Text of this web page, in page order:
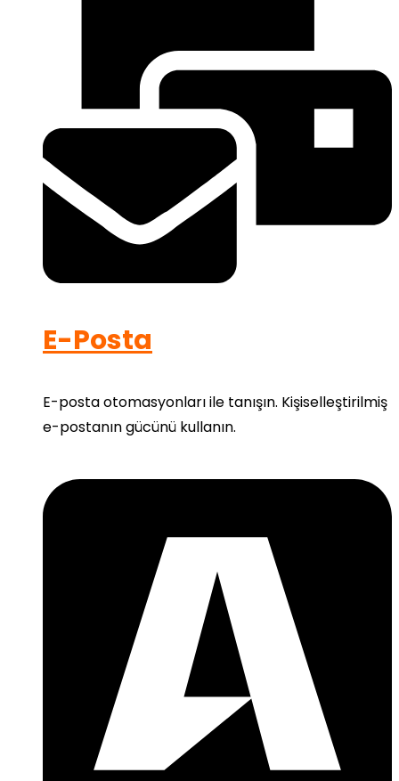
E-Posta
E-posta otomasyonları ile tanışın. Kişiselleştirilmiş
e-postanın gücünü kullanın.